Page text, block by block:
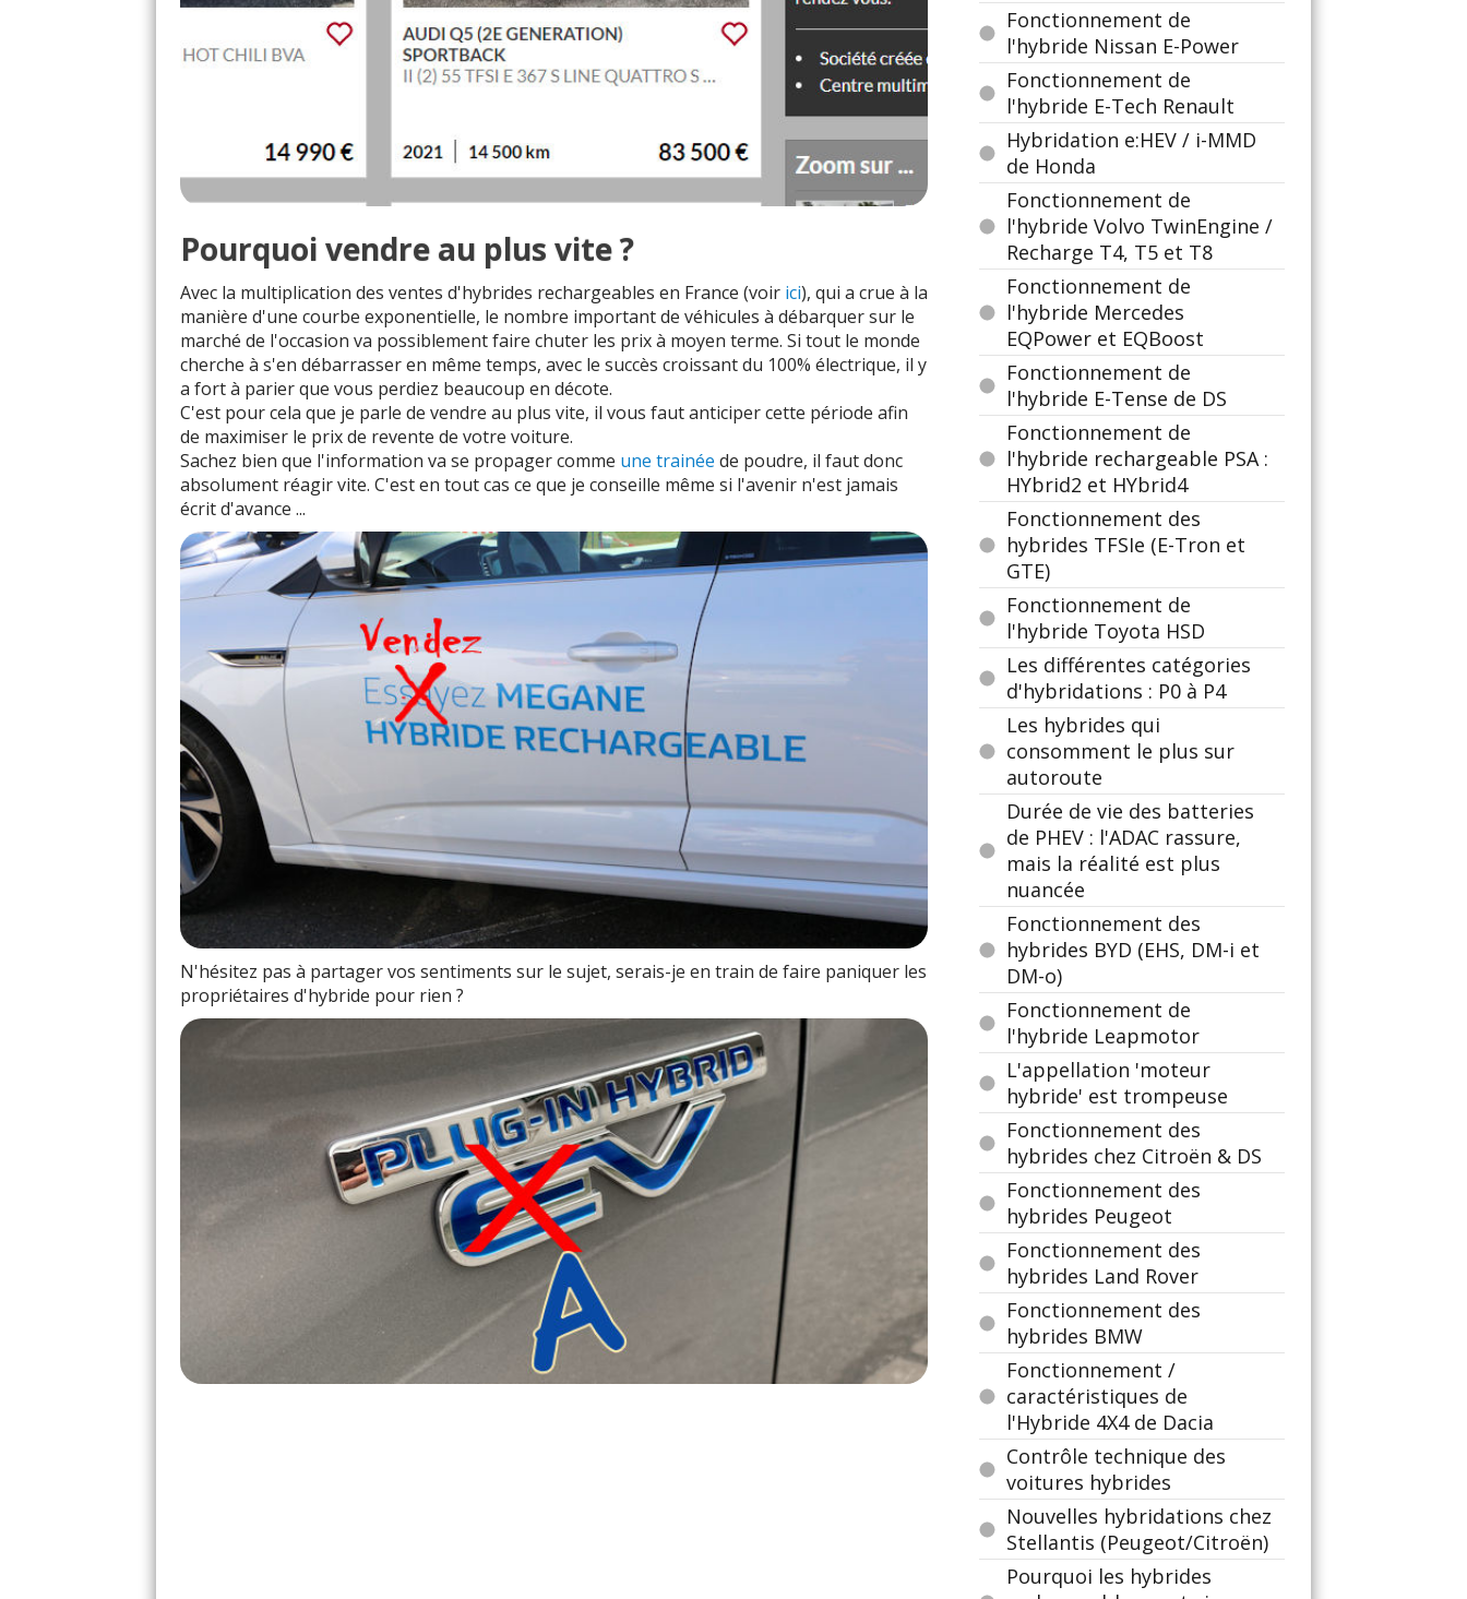
Pourquoi vendre au plus vite ?
Avec la multiplication des ventes d'hybrides rechargeables en France (voir ici), qui a crue à la
manière d'une courbe exponentielle, le nombre important de véhicules à débarquer sur le
marché de l'occasion va possiblement faire chuter les prix à moyen terme. Si tout le monde
cherche à s'en débarrasser en même temps, avec le succès croissant du 100% électrique, il y
a fort à parier que vous perdiez beaucoup en décote.
C'est pour cela que je parle de vendre au plus vite, il vous faut anticiper cette période afin
de maximiser le prix de revente de votre voiture.
Sachez bien que l'information va se propager comme une trainée de poudre, il faut donc
absolument réagir vite. C'est en tout cas ce que je conseille même si l'avenir n'est jamais
écrit d'avance ...
N'hésitez pas à partager vos sentiments sur le sujet, serais-je en train de faire paniquer les
propriétaires d'hybride pour rien ?
Fonctionnement de
l'hybride Nissan E-Power
Fonctionnement de
l'hybride E-Tech Renault
Hybridation e:HEV / i-MMD
de Honda
Fonctionnement de
l'hybride Volvo TwinEngine /
Recharge T4, T5 et T8
Fonctionnement de
l'hybride Mercedes
EQPower et EQBoost
Fonctionnement de
l'hybride E-Tense de DS
Fonctionnement de
l'hybride rechargeable PSA :
HYbrid2 et HYbrid4
Fonctionnement des
hybrides TFSIe (E-Tron et
GTE)
Fonctionnement de
l'hybride Toyota HSD
Les différentes catégories
d'hybridations : P0 à P4
Les hybrides qui
consomment le plus sur
autoroute
Durée de vie des batteries
de PHEV : l'ADAC rassure,
mais la réalité est plus
nuancée
Fonctionnement des
hybrides BYD (EHS, DM-i et
DM-o)
Fonctionnement de
l'hybride Leapmotor
L'appellation 'moteur
hybride' est trompeuse
Fonctionnement des
hybrides chez Citroën & DS
Fonctionnement des
hybrides Peugeot
Fonctionnement des
hybrides Land Rover
Fonctionnement des
hybrides BMW
Fonctionnement /
caractéristiques de
l'Hybride 4X4 de Dacia
Contrôle technique des
voitures hybrides
Nouvelles hybridations chez
Stellantis (Peugeot/Citroën)
Pourquoi les hybrides